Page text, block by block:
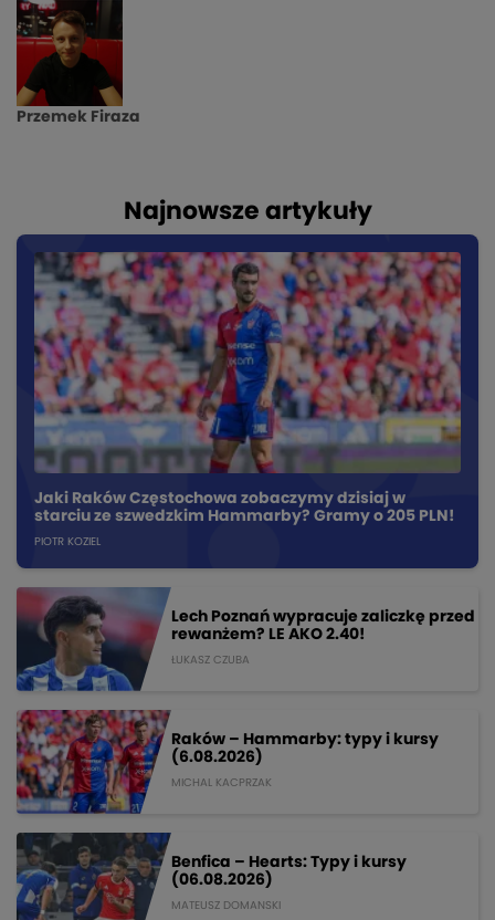
Przemek Firaza
Najnowsze artykuły
Jaki Raków Częstochowa zobaczymy dzisiaj w
starciu ze szwedzkim Hammarby? Gramy o 205 PLN!
PIOTR KOZIEL
Lech Poznań wypracuje zaliczkę przed
rewanżem? LE AKO 2.40!
ŁUKASZ CZUBA
Raków – Hammarby: typy i kursy
(6.08.2026)
MICHAL KACPRZAK
Benfica – Hearts: Typy i kursy
(06.08.2026)
MATEUSZ DOMANSKI